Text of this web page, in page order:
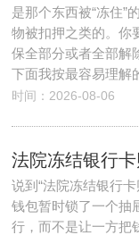
是那个东西被“冻住”
物被扣押之类的。你
保全部分或者全部解
下面我按最容易理解
时间：2026-08-06
说到“法院冻结银行
钱包暂时锁了一个抽
行，而不是让一方把